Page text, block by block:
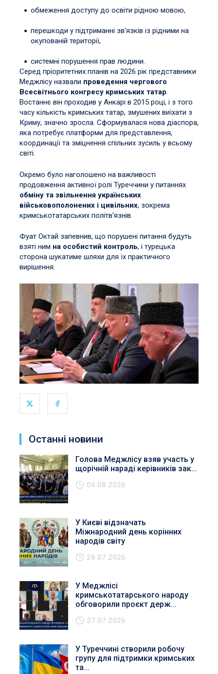
обмеження доступу до освіти рідною мовою,
перешкоди у підтриманні зв’язків із рідними на
окупованій території,
системні порушення прав людини.
Серед пріоритетних планів на 2026 рік представники
Меджлісу назвали проведення чергового
Всесвітнього конгресу кримських татар.
Востаннє він проходив у Анкарі в 2015 році, і з того
часу кількість кримських татар, змушених виїхати з
Криму, значно зросла. Сформувалася нова діаспора,
яка потребує платформи для представлення,
координації та зміцнення спільних зусиль у всьому
світі.
Окремо було наголошено на важливості
продовження активної ролі Туреччини у питаннях
обміну та звільнення українських
військовополонених і цивільних, зокрема
кримськотатарських політв’язнів.
Фуат Октай запевнив, що порушені питання будуть
взяті ним на особистий контроль, і турецька
сторона шукатиме шляхи для їх практичного
вирішення.
Останні новини
Голова Меджлісу взяв участь у
щорічній нараді керівників зак...
04.08.2026
У Києві відзначать
Міжнародний день корінних
народів світу
28.07.2026
У Меджлісі
кримськотатарського народу
обговорили проєкт держ...
27.07.2026
У Туреччині створили робочу
групу для підтримки кримських
та...